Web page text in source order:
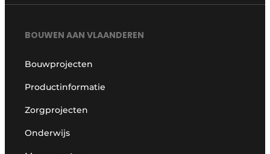
BOUWEN AAN VLAANDEREN
Bouwprojecten
Productinformatie
Zorgprojecten
Onderwijs